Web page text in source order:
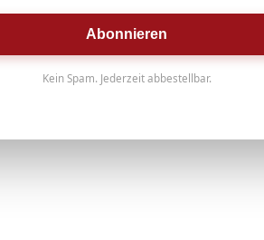
Abonnieren
Kein Spam. Jederzeit abbestellbar.